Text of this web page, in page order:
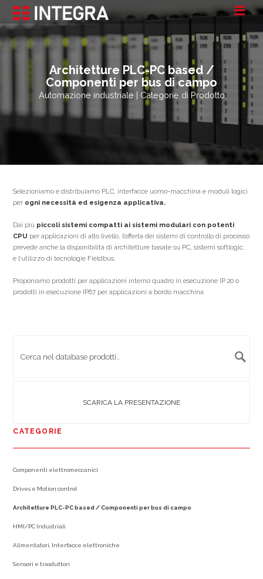
Architetture PLC-PC based /
Componenti per bus di campo
Automazione industriale | Categorie di Prodotto
Selezioniamo e distribuiamo PLC, interfacce uomo-macchina e moduli logici
per ogni necessità ed esigenza applicativa.
Dai più piccoli sistemi compatti ai sistemi modulari con potenti
CPU per applicazioni di alto livello, l’offerta dei sistemi di controllo di processo
prevede anche la disponibilità di architetture basate su PC, sistemi softlogic,
e l’utilizzo di tecnologie Fieldbus.
Proponiamo prodotti per applicazioni interno quadro in esecuzione IP 20 o
prodotti in esecuzione IP67 per applicazioni a bordo macchina.
SCARICA LA PRESENTAZIONE
CATEGORIE
Componenti elettromeccanici
Drives e Motion control
Architetture PLC-PC based / Componenti per bus di campo
HMI/PC Industriali
Alimentatori, Interfacce elettroniche
Sensori e trasduttori